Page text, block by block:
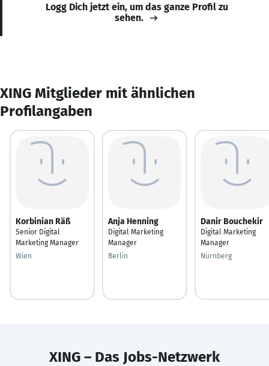
Logg Dich jetzt ein, um das ganze Profil zu
sehen.
XING Mitglieder mit ähnlichen
Profilangaben
Korbinian Räß
Senior Digital
Marketing Manager
Wien
Anja Henning
Digital Marketing
Manager
Berlin
Danir Bouchekir
Digital Marketing
Manager
Nürnberg
XING – Das Jobs-Netzwerk